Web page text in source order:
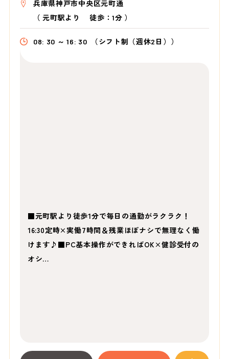
兵庫県神戸市中央区元町通
（ 元町駅より徒歩：1分 ）
08: 30 ～ 16: 30 （シフト制（週休2日））
■元町駅より徒歩1分で毎日の通勤がラクラク！
16:30定時×実働7時間＆残業ほぼナシで無理なく働
けます♪■PC基本操作ができればOK×健診受付の
オシ…